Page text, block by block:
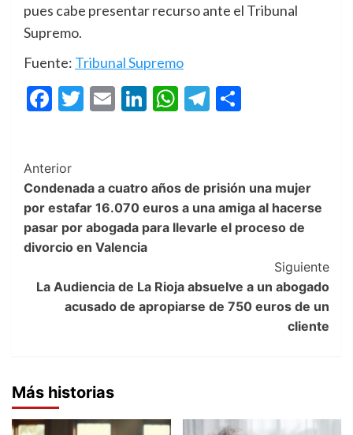
pues cabe presentar recurso ante el Tribunal
Supremo.
Fuente: Tribunal Supremo
Facebook
Twitter
EmailLinkedIn
WhatsApp
Telegram
Post
Navigation
Anterior
Condenada a cuatro años de prisión una mujer
por estafar 16.070 euros a una amiga al hacerse
pasar por abogada para llevarle el proceso de
divorcio en Valencia
Siguiente
La Audiencia de La Rioja absuelve a un abogado
acusado de apropiarse de 750 euros de un
cliente
Más historias